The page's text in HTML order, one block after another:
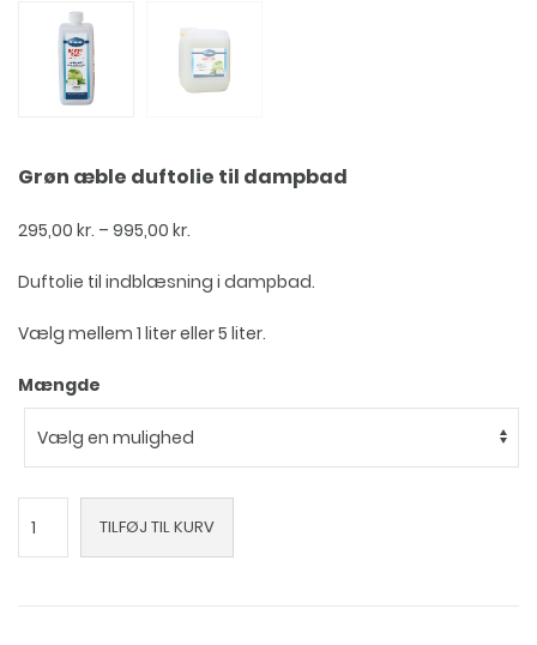
Grøn æble duftolie til dampbad
295,00 kr. – 995,00 kr.
til
995,00 kr.
Duftolie til indblæsning i dampbad.
Vælg mellem 1 liter eller 5 liter.
Mængde
æble
duftolie
TILFØJ TIL KURV